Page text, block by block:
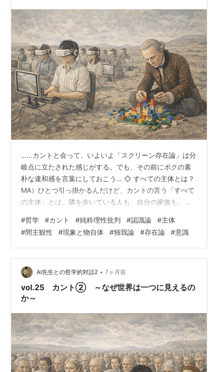
……カントと会って、いよいよ「スクリーン存在論」は分
岐点に立たされた感じがする。でも、その前にボクの素
朴な違和感を言葉にしておこう… ◇ すべての主体とは？
MA）ひとつ引っ掛かるんだけど、カントの言う「すべて
の主体」とは、隣を歩いている人も、自分の家族も、つ
する人々がボクと同じく主体があるとは全く思っていな
いよ。彼らはただの映像だよ。ボクの他に主体があると
すれば、隣でスクリーンを眺めている者だよ。ボクと同
じスクリーンかどうかは知らないけれど。 先生）そこ、
カントとスクリーン存在論が決定的に分かれる一点だ。
結論から言うよ。 カントの言う「す…
#哲学 #カント #純粋理性批判 #認識論 #主体
#間主観性 #現象と物自体 #独我論 #存在論 #意識
AI先生との哲学的対話2 • 7ヶ月前
vol.25 カント② ～なぜ世界は一つに見えるの
か～